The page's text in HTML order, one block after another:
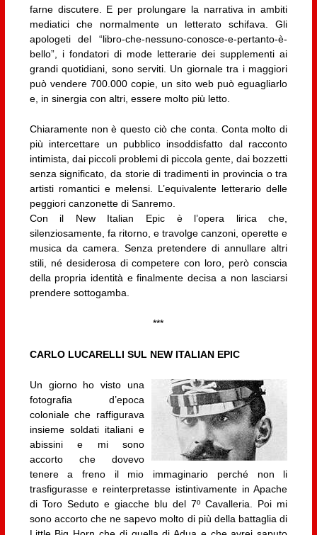
farne discutere. E per prolungare la narrativa in ambiti
mediatici che normalmente un letterato schifava. Gli
apologeti del “libro-che-nessuno-conosce-e-pertanto-è-
bello”, i fondatori di mode letterarie dei supplementi ai
grandi quotidiani, sono serviti. Un giornale tra i maggiori
può vendere 700.000 copie, un sito web può eguagliarlo
e, in sinergia con altri, essere molto più letto.
Chiaramente non è questo ciò che conta. Conta molto di
più intercettare un pubblico insoddisfatto dal racconto
intimista, dai piccoli problemi di piccola gente, dai bozzetti
senza significato, da storie di tradimenti in provincia o tra
artisti romantici e melensi. L’equivalente letterario delle
peggiori canzonette di Sanremo.
Con il New Italian Epic è l’opera lirica che,
silenziosamente, fa ritorno, e travolge canzoni, operette e
musica da camera. Senza pretendere di annullare altri
stili, né desiderosa di competere con loro, però conscia
della propria identità e finalmente decisa a non lasciarsi
prendere sottogamba.
***
CARLO LUCARELLI SUL NEW ITALIAN EPIC
Un giorno ho visto una
fotografia d’epoca
coloniale che raffigurava
insieme soldati italiani e
abissini e mi sono
accorto che dovevo
tenere a freno il mio immaginario perché non li
trasfigurasse e reinterpretasse istintivamente in Apache
di Toro Seduto e giacche blu del 7º Cavalleria. Poi mi
sono accorto che ne sapevo molto di più della battaglia di